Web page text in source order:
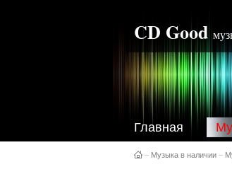
CD Good
Главная
– Музыка в наличии –